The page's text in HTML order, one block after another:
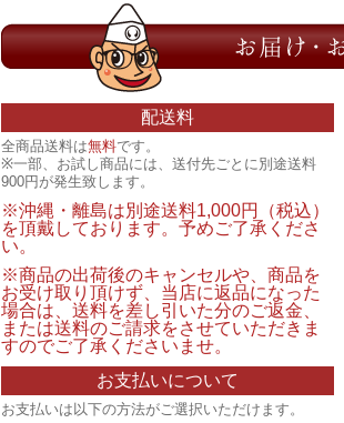
配送料
全商品送料は無料です。
※一部、お試し商品には、送付先ごとに別途送料
900円が発生致します。
※沖縄・離島は別途送料1,000円（税込）
を頂戴しております。予めご了承くださ
い。
※商品の出荷後のキャンセルや、商品を
お受け取り頂けず、当店に返品になった
場合は、送料を差し引いた分のご返金、
または送料のご請求をさせていただきま
すのでご了承くださいませ。
お支払いについて
お支払いは以下の方法がご選択いただけます。